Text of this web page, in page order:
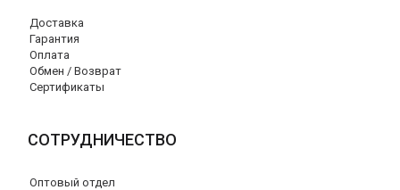
Доставка
Гарантия
Оплата
Обмен / Возврат
Сертификаты
СОТРУДНИЧЕСТВО
Оптовый отдел